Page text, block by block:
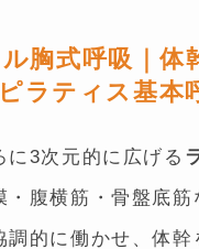
胸式呼吸｜体
ラティス基本
に3次元的に広げる
・腹横筋・骨盤底筋
調的に働かせ、体幹